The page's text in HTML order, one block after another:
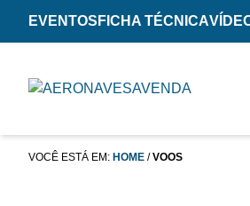
EVENTOS FICHA TÉCNICA
VOCÊ ESTÁ EM: HOME /VOOS